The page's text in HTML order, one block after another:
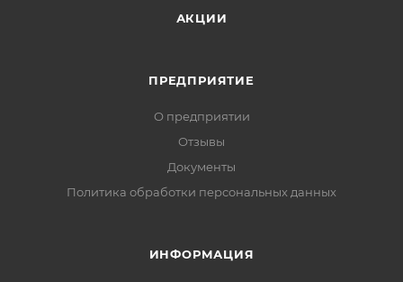
АКЦИИ
ПРЕДПРИЯТИЕ
О предприятии
Отзывы
Документы
Политика обработки персональных данных
ИНФОРМАЦИЯ